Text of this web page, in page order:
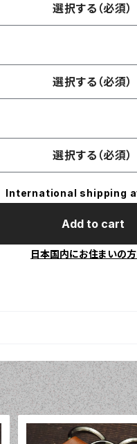
選択する（必須）
選択する（必須）
選択する（必須）
International shipping
Add to cart
日本国内にお住まいの